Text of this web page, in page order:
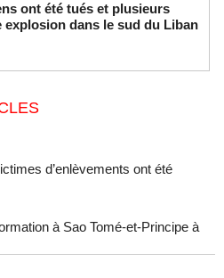
ont été tués et plusieurs
dans le sud du Liban
son efficacité opérationnelle